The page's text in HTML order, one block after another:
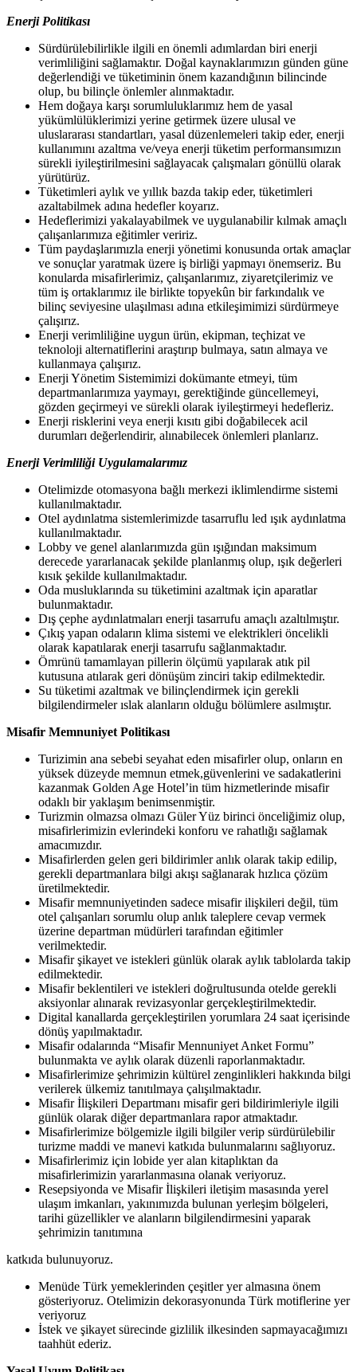
Enerji Politikası
Sürdürülebilirlikle ilgili en önemli adımlardan biri enerji
verimliliğini sağlamaktır. Doğal kaynaklarımızın günden güne
değerlendiği ve tüketiminin önem kazandığının bilincinde
olup, bu bilinçle önlemler alınmaktadır.
Hem doğaya karşı sorumluluklarımız hem de yasal
yükümlülüklerimizi yerine getirmek üzere ulusal ve
uluslararası standartları, yasal düzenlemeleri takip eder, enerji
kullanımını azaltma ve/veya enerji tüketim performansımızın
sürekli iyileştirilmesini sağlayacak çalışmaları gönüllü olarak
yürütürüz.
Tüketimleri aylık ve yıllık bazda takip eder, tüketimleri
azaltabilmek adına hedeflerkoyarız.
Hedeflerimizi yakalayabilmek ve uygulanabilir kılmak amaçlı
çalışanlarımıza eğitimlerveririz.
Tüm paydaşlarımızla enerji yönetimi konusunda ortak amaçlar
ve sonuçlar yaratmak üzere iş birliği yapmayı önemseriz. Bu
konularda misafirlerimiz, çalışanlarımız, ziyaretçilerimiz ve
tüm iş ortaklarımız ile birlikte topyekûn bir farkındalık ve
bilinç seviyesine ulaşılması adına etkileşimimizi sürdürmeye
çalışırız.
Enerji verimliliğine uygun ürün, ekipman, teçhizat ve
teknoloji alternatiflerini araştırıp bulmaya, satın almaya ve
kullanmaya çalışırız.
Enerji Yönetim Sistemimizi dokümante etmeyi, tüm
departmanlarımıza yaymayı, gerektiğinde güncellemeyi,
gözden geçirmeyi ve sürekli olarak iyileştirmeyi hedefleriz.
Enerji risklerini veya enerji kısıtı gibi doğabilecek acil
durumları değerlendirir, alınabilecek önlemleri planlarız.
Enerji Verimliliği Uygulamalarımız
Otelimizde otomasyona bağlı merkezi iklimlendirme sistemi
kullanılmaktadır.
Otel aydınlatma sistemlerimizde tasarruflu led ışık aydınlatma
kullanılmaktadır.
Lobby ve genel alanlarımızda gün ışığından maksimum
derecede yararlanacak şekilde planlanmış olup, ışık değerleri
kısık şekilde kullanılmaktadır.
Oda musluklarında su tüketimini azaltmak için aparatlar
bulunmaktadır.
Dış çephe aydınlatmaları enerji tasarrufu amaçlı azaltılmıştır.
Çıkış yapan odaların klima sistemi ve elektrikleri öncelikli
olarak kapatılarak enerji tasarrufu sağlanmaktadır.
Ömrünü tamamlayan pillerin ölçümü yapılarak atık pil
kutusuna atılarak geri dönüşüm zinciri takip edilmektedir.
Su tüketimi azaltmak ve bilinçlendirmek için gerekli
bilgilendirmeler ıslak alanların olduğu bölümlere asılmıştır.
Misafir Memnuniyet Politikası
Turizimin ana sebebi seyahat eden misafirler olup, onların en
yüksek düzeyde memnun etmek,güvenlerini ve sadakatlerini
kazanmak Golden Age Hotel’in tüm hizmetlerinde misafir
odaklı bir yaklaşım benimsenmiştir.
Turizmin olmazsa olmazı Güler Yüz birinci önceliğimiz olup,
misafirlerimizin evlerindeki konforu ve rahatlığı sağlamak
amacımızdır.
Misafirlerden gelen geri bildirimler anlık olarak takip edilip,
gerekli departmanlara bilgi akışı sağlanarak hızlıca çözüm
üretilmektedir.
Misafir memnuniyetinden sadece misafir ilişkileri değil, tüm
otel çalışanları sorumlu olup anlık taleplere cevap vermek
üzerine departman müdürleri tarafından eğitimler
verilmektedir.
Misafir şikayet ve istekleri günlük olarak aylık tablolarda takip
edilmektedir.
Misafir beklentileri ve istekleri doğrultusunda otelde gerekli
aksiyonlar alınarak revizasyonlar gerçekleştirilmektedir.
Digital kanallarda gerçekleştirilen yorumlara 24 saat içerisinde
dönüş yapılmaktadır.
Misafir odalarında “Misafir Mennuniyet Anket Formu”
bulunmakta ve aylık olarak düzenli raporlanmaktadır.
Misafirlerimize şehrimizin kültürel zenginlikleri hakkında bilgi
verilerek ülkemiz tanıtılmaya çalışılmaktadır.
Misafir İlişkileri Departmanı misafir geri bildirimleriyle ilgili
günlük olarak diğer departmanlara raporatmaktadır.
Misafirlerimize bölgemizle ilgili bilgiler verip sürdürülebilir
turizme maddi ve manevi katkıda bulunmalarını sağlıyoruz.
Misafirlerimiz için lobide yer alan kitaplıktan da
misafirlerimizin yararlanmasına olanak veriyoruz.
Resepsiyonda ve Misafir İlişkileri iletişim masasında yerel
ulaşım imkanları, yakınımızda bulunan yerleşim bölgeleri,
tarihi güzellikler ve alanların bilgilendirmesini yaparak
şehrimizin tanıtımına
katkıda bulunuyoruz.
Menüde Türk yemeklerinden çeşitler yer almasına önem
gösteriyoruz. Otelimizin dekorasyonunda Türk motiflerine yer
veriyoruz
İstek ve şikayet sürecinde gizlilik ilkesinden sapmayacağımızı
taahhüt ederiz.